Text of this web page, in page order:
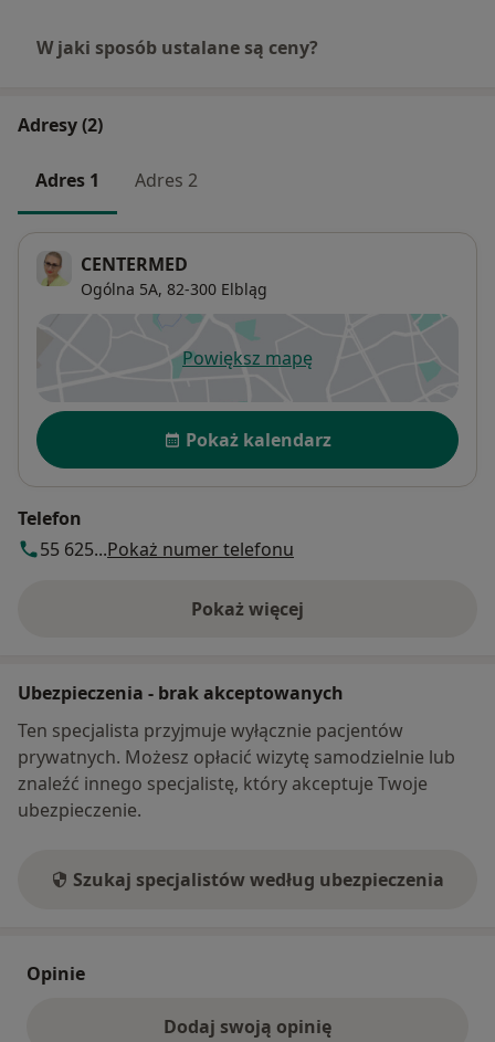
W jaki sposób ustalane są ceny?
Adresy (2)
Adres 1 Adres 2
CENTERMED
Ogólna 5A, 82-300 Elbląg
Powiększ mapęotwiera się w nowej karcie
Dostępność
Pokaż kalendarz
Telefon
55 625...Pokaż numer telefonu
Pokaż więcej
o adresie
Ubezpieczenia - brak akceptowanych
Ten specjalista przyjmuje wyłącznie pacjentów
prywatnych. Możesz opłacić wizytę samodzielnie lub
znaleźć innego specjalistę, który akceptuje Twoje
ubezpieczenie.
Szukaj specjalistów według ubezpieczenia
Opinie
Dodaj swoją opinię